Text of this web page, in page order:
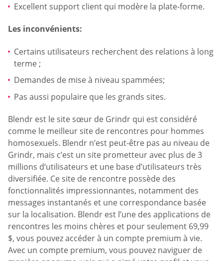
Excellent support client qui modère la plate-forme.
Les inconvénients:
Certains utilisateurs recherchent des relations à long
terme ;
Demandes de mise à niveau spammées;
Pas aussi populaire que les grands sites.
Blendr est le site sœur de Grindr qui est considéré
comme le meilleur site de rencontres pour hommes
homosexuels. Blendr n’est peut-être pas au niveau de
Grindr, mais c’est un site prometteur avec plus de 3
millions d’utilisateurs et une base d’utilisateurs très
diversifiée. Ce site de rencontre possède des
fonctionnalités impressionnantes, notamment des
messages instantanés et une correspondance basée
sur la localisation. Blendr est l’une des applications de
rencontres les moins chères et pour seulement 69,99
$, vous pouvez accéder à un compte premium à vie.
Avec un compte premium, vous pouvez naviguer de